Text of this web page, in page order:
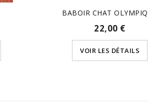
BABOIR CHAT
22,00 €
VOIR LES DÉTAILS